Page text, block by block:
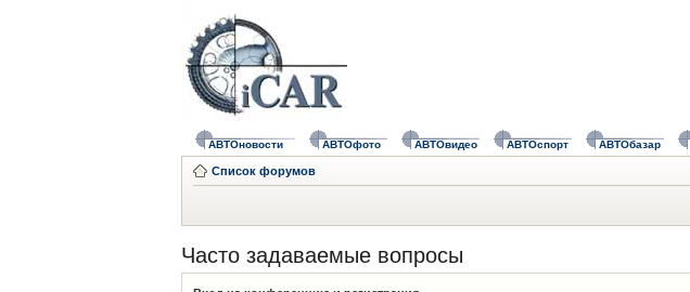
АВТОновости АВТОфото АВТОвидео АВТОспорт АВТОбазар
Список форумов
Часто задаваемые вопросы